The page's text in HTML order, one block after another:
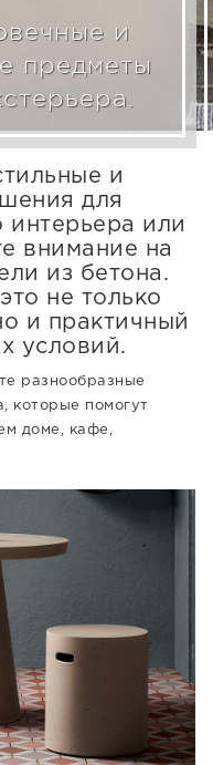
и
предметы
и
для
интерьера или
внимание на
из бетона.
не только
и практичный
условий.
разнообразные
которые помогут
доме, кафе,